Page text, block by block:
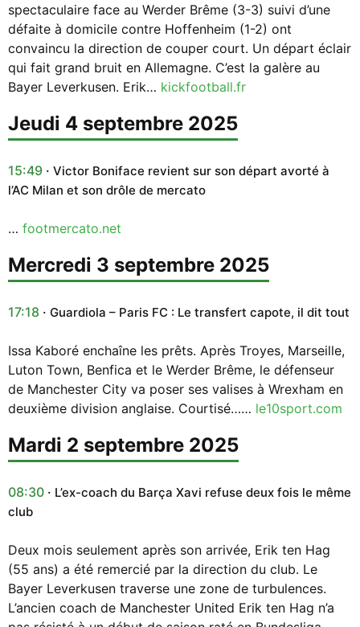
spectaculaire face au Werder Brême (3-3) suivi d’une
défaite à domicile contre Hoffenheim (1-2) ont
convaincu la direction de couper court. Un départ éclair
qui fait grand bruit en Allemagne. C’est la galère au
Bayer Leverkusen. Erik… kickfootball.fr
jeudi 4 septembre 2025
15:49
Victor Boniface revient sur son départ avorté à
l’AC Milan et son drôle de mercato
… footmercato.net
mercredi 3 septembre 2025
17:18 Guardiola – Paris FC : Le transfert capote, il dit tout
Issa Kaboré enchaîne les prêts. Après Troyes, Marseille,
Luton Town, Benfica et le Werder Brême, le défenseur
de Manchester City va poser ses valises à Wrexham en
deuxième division anglaise. Courtisé…… le10sport.com
mardi 2 septembre 2025
08:30
L’ex-coach du Barça Xavi refuse deux fois le même
club
Deux mois seulement après son arrivée, Erik ten Hag
(55 ans) a été remercié par la direction du club. Le
Bayer Leverkusen traverse une zone de turbulences.
L’ancien coach de Manchester United Erik ten Hag n’a